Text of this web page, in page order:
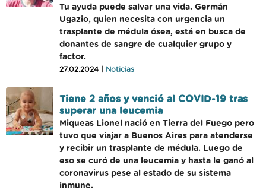
Tu ayuda puede salvar una vida. Germán
Ugazio, quien necesita con urgencia un
trasplante de médula ósea, está en busca de
donantes de sangre de cualquier grupo y
factor.
27.02.2024 | Noticias
Tiene 2 años y venció al COVID-19 tras
superar una leucemia
Miqueas Lionel nació en Tierra del Fuego pero
tuvo que viajar a Buenos Aires para atenderse
y recibir un trasplante de médula. Luego de
eso se curó de una leucemia y hasta le ganó al
coronavirus pese al estado de su sistema
inmune.